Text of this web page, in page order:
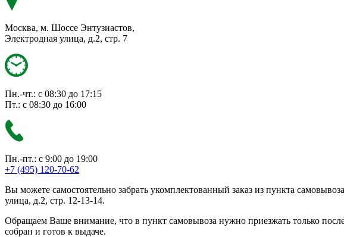
Москва, м. Шоссе Энтузиастов,
Электродная улица, д.2, стр. 7
Пн.-чт.: с 08:30 до 17:15
Пт.: с 08:30 до 16:00
Пн.-пт.: с 9:00 до 19:00
+7 (495) 120-70-62
Вы можете самостоятельно забрать укомплектованный заказ из пункта
улица, д.2, стр. 12-13-14.
Обращаем Ваше внимание, что в пункт самовывоза нужно приезжать только
собран и готов к выдаче.